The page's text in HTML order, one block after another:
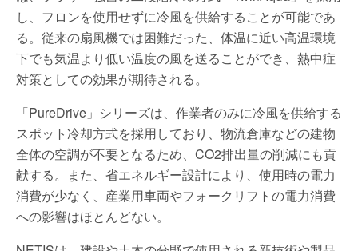
し、フロンを使用せずに冷風を供給することが可能であ
る。​従来の扇風機では困難だった、体温に近い高温環境
下でも気温より低い温度の風を送ることができ、熱中症
対策としての効果が期待される。​
「PureDrive」シリーズは、作業者のみに冷風を供給する
スポット冷却方式を採用しており、物流倉庫などの建物
全体の空調が不要となるため、CO2排出量の削減にも貢
献する。​また、省エネルギー設計により、使用時の電力
消費が少なく、産業用車両やフォークリフトの電力消費
への影響はほとんどない。​